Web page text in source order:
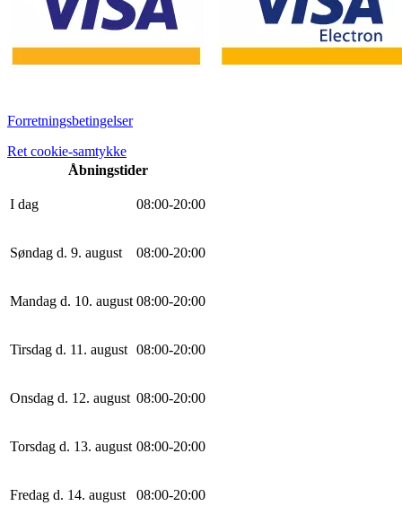
Forretningsbetingelser
Ret cookie-samtykke
Åbningstider
I dag 08:00-20:00
Søndag d. 9. august 08:00-20:00
Mandag d. 10. august 08:00-20:00
Tirsdag d. 11. august 08:00-20:00
Onsdag d. 12. august 08:00-20:00
Torsdag d. 13. august 08:00-20:00
Fredag d. 14. august 08:00-20:00